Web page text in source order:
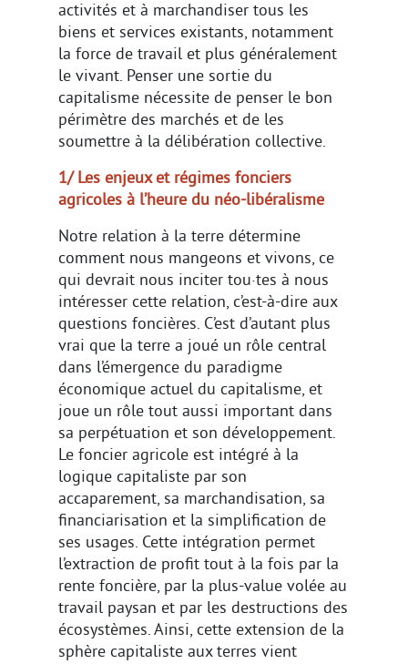
activités et à marchandiser tous les
biens et services existants, notamment
la force de travail et plus généralement
le vivant. Penser une sortie du
capitalisme nécessite de penser le bon
périmètre des marchés et de les
soumettre à la délibération collective.
1/ Les enjeux et régimes fonciers
agricoles à l’heure du néo-libéralisme
Notre relation à la terre détermine
comment nous mangeons et vivons, ce
qui devrait nous inciter tou·tes à nous
intéresser cette relation, c’est-à-dire aux
questions foncières. C’est d’autant plus
vrai que la terre a joué un rôle central
dans l’émergence du paradigme
économique actuel du capitalisme, et
joue un rôle tout aussi important dans
sa perpétuation et son développement.
Le foncier agricole est intégré à la
logique capitaliste par son
accaparement, sa marchandisation, sa
financiarisation et la simplification de
ses usages. Cette intégration permet
l’extraction de profit tout à la fois par la
rente foncière, par la plus-value volée au
travail paysan et par les destructions des
écosystèmes. Ainsi, cette extension de la
sphère capitaliste aux terres vient